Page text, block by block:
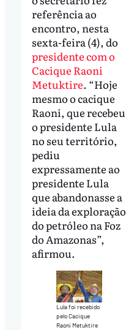
referência ao
encontro, nesta
sexta-feira (4), do
presidente com o
Cacique Raoni
Metuktire. “Hoje
mesmo o cacique
Raoni, que recebeu
o presidente Lula
no seu território,
pediu
expressamente ao
presidente Lula
que abandonasse a
ideia da exploração
do petróleo na Foz
do Amazonas”,
afirmou.
Lula foi recebido
pelo Cacique
Raoni Metuktire